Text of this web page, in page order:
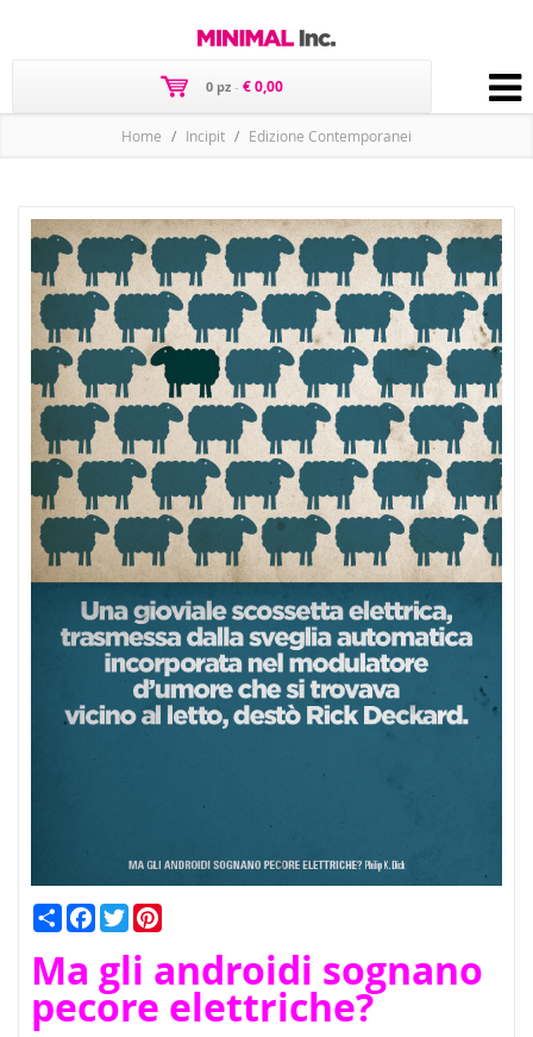
0 pz - € 0,00
Home Incipit Edizione Contemporanei
CondividiFacebook
Twitter
Ma gli androidi sognano
pecore elettriche?